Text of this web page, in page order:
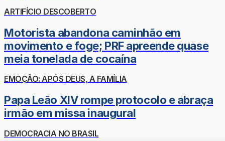
ARTIFÍCIO DESCOBERTO
Motorista abandona caminhão em
movimento e foge; PRF apreende quase
meia tonelada de cocaína
EMOÇÃO: APÓS DEUS, A FAMÍLIA
Papa Leão XIV rompe protocolo e abraça
irmão em missa inaugural
DEMOCRACIA NO BRASIL